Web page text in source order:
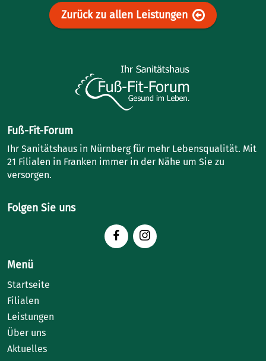
Zurück zu allen Leistungen
Fuß-Fit-Forum
Ihr Sanitätshaus in Nürnberg für mehr Lebensqualität. Mit
21 Filialen in Franken immer in der Nähe um Sie zu
versorgen.
Folgen Sie uns
Menü
Startseite
Filialen
Leistungen
Über uns
Aktuelles